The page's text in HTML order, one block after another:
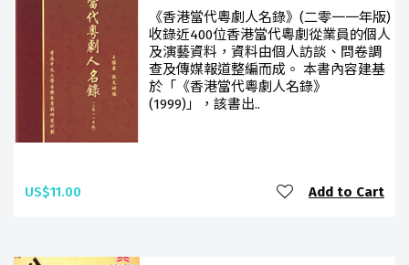
《香港當代粵劇人名錄》(二零一一年版)
收錄近400位香港當代粵劇從業員的個人
及演藝資料，資料由個人訪談、問卷調
查及傳媒報道整編而成。 本書內容建基
於「《香港當代粵劇人名錄》
(1999)」，該書出..
US$11.00 Add to Cart